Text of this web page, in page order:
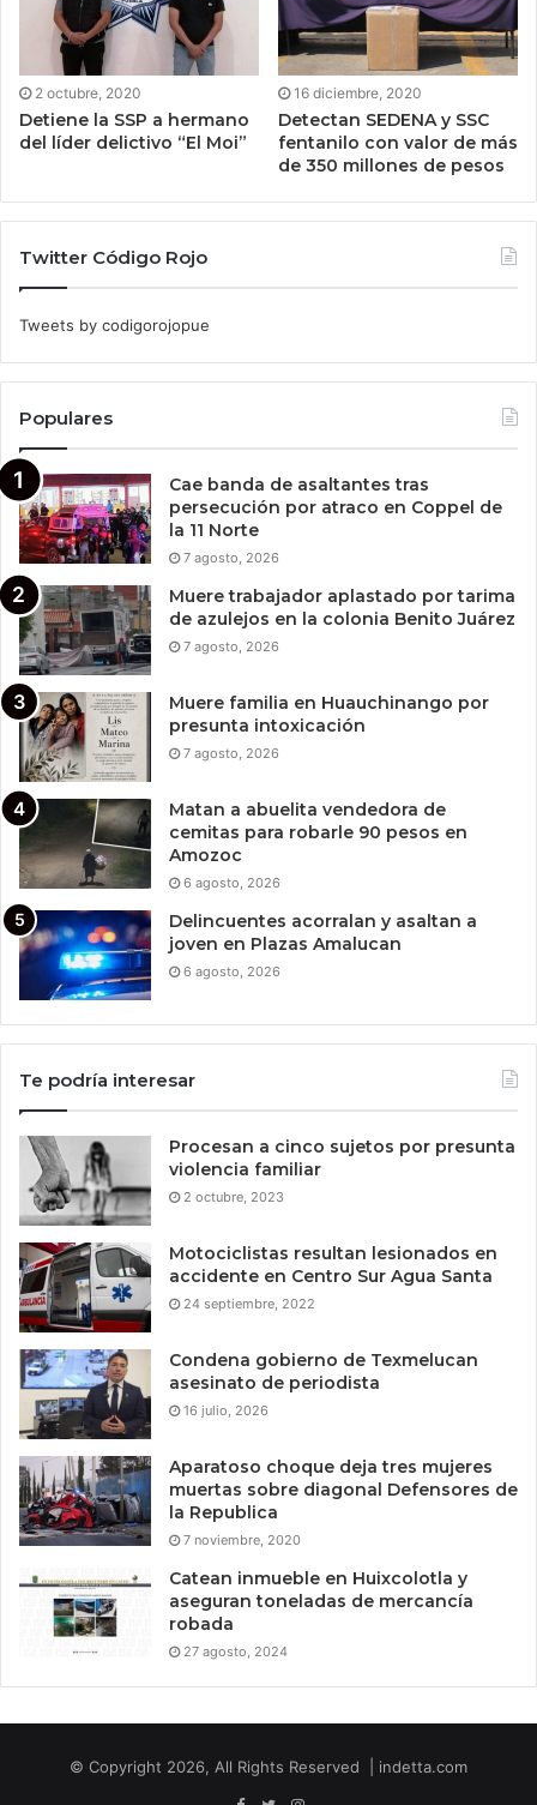
2 octubre, 2020
Detiene la SSP a hermano
del líder delictivo “El Moi”
16 diciembre, 2020
Detectan SEDENA y SSC
fentanilo con valor de más
de 350 millones de pesos
Twitter Código Rojo
Tweets by codigorojopue
Populares
Cae banda de asaltantes tras
persecución por atraco en Coppel de
la 11 Norte
7 agosto, 2026
Muere trabajador aplastado por tarima
de azulejos en la colonia Benito Juárez
7 agosto, 2026
Muere familia en Huauchinango por
presunta intoxicación
7 agosto, 2026
Matan a abuelita vendedora de
cemitas para robarle 90 pesos en
Amozoc
6 agosto, 2026
Delincuentes acorralan y asaltan a
joven en Plazas Amalucan
6 agosto, 2026
Te podría interesar
Procesan a cinco sujetos por presunta
violencia familiar
2 octubre, 2023
Motociclistas resultan lesionados en
accidente en Centro Sur Agua Santa
24 septiembre, 2022
Condena gobierno de Texmelucan
asesinato de periodista
16 julio, 2026
Aparatoso choque deja tres mujeres
muertas sobre diagonal Defensores de
la Republica
7 noviembre, 2020
Catean inmueble en Huixcolotla y
aseguran toneladas de mercancía
robada
27 agosto, 2024
© Copyright 2026, All Rights Reserved | indetta.com